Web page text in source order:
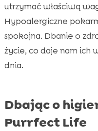
utrzymać właściwą
Hypoalergiczne
spokojna. Dbanie o
życie, co daje nam ich
dnia.
Dbając o
Purrfect Life